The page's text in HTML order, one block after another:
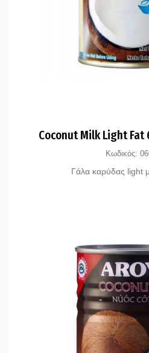
Coconut Milk Light
Κωδικός:
Γάλα καρύδας light